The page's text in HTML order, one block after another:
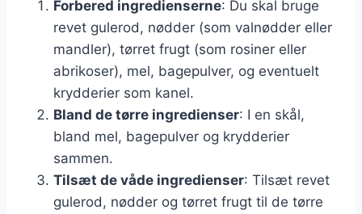
Forbered ingredienserne: Du skal bruge
revet gulerod, nødder (som valnødder eller
mandler), tørret frugt (som rosiner eller
abrikoser), mel, bagepulver, og eventuelt
krydderier som kanel.
Bland de tørre ingredienser: I en skål,
bland mel, bagepulver og krydderier
sammen.
Tilsæt de våde ingredienser: Tilsæt revet
gulerod, nødder og tørret frugt til de tørre